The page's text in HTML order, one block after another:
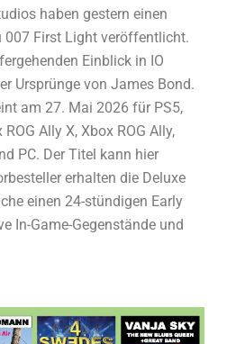
haben gestern einen
007 First Light veröffentlicht.
Einblick in IO
Ursprünge von James Bond.
am 27. Mai 2026 für PS5,
Ally X, Xbox ROG Ally,
PC. Der Titel kann hier
erhalten die Deluxe
einen 24-stündigen Early
In-Game-Gegenstände und